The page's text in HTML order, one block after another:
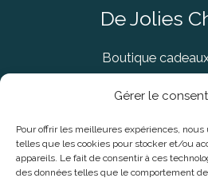
Gérer le
Pour offrir les meilleures expériences,
telles que les cookies pour stocker et/ou
appareils. Le fait de consentir à ces
des données telles que le comportement
De Jolies
Boutique
Concept Store
Informations